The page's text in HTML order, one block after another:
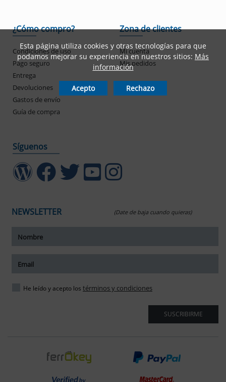
¿Cómo compro?
Condiciones de uso
Pago seguro
Entrega
Devoluciones
Gastos de envío
Guía de compra
Zona de clientes
Mi cuenta
Mis pedidos
Síguenos
NEWSLETTER (Date de baja cuando quieras)
He leído y acepto los términos y condiciones
SUSCRIBIRME
Esta página utiliza cookies y otras tecnologías para que
podamos mejorar su experiencia en nuestros sitios: Más
información
Acepto Rechazo
tamaño del texto
del texto
espaciado del texto